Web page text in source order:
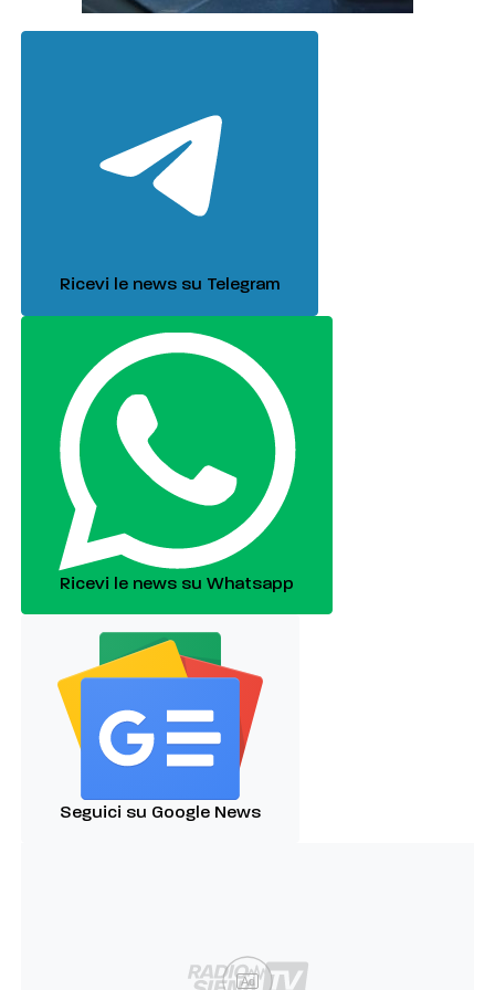
Ricevi le news su Telegram
Ricevi le news su Whatsapp
Seguici su Google News
Ad